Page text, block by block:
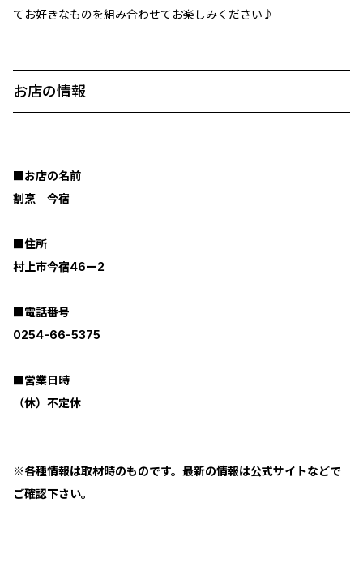
てお好きなものを組み合わせてお楽しみください♪
お店の情報
■お店の名前
割烹 今宿
■住所
村上市今宿46ー2
■電話番号
0254-66-5375
■営業日時
（休）不定休
※各種情報は取材時のものです。最新の情報は公式サイトなどで
ご確認下さい。